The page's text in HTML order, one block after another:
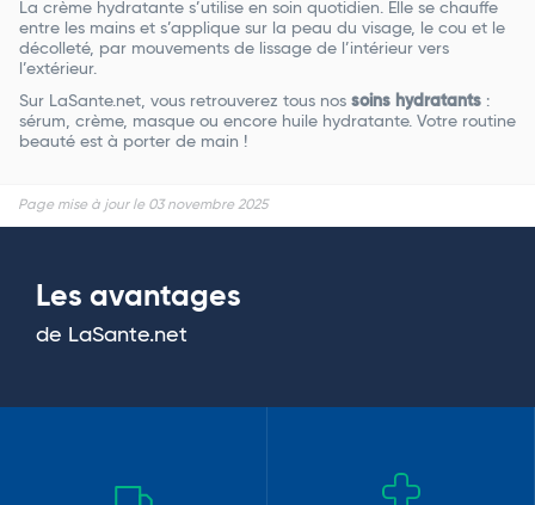
La crème hydratante s’utilise en soin quotidien. Elle se chauffe
entre les mains et s’applique sur la peau du visage, le cou et le
décolleté, par mouvements de lissage de l’intérieur vers
l’extérieur.
Sur LaSante.net, vous retrouverez tous nos soins hydratants :
sérum, crème, masque ou encore huile hydratante. Votre routine
beauté est à porter de main !
Page mise à jour le 03 novembre 2025
Les avantages
de LaSante.net